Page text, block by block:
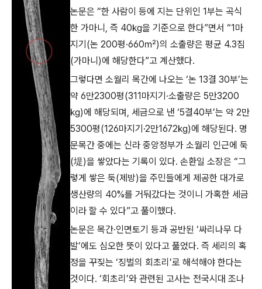
논문은 “한 사람이 등에 지는 단위인 1부는 곡식
한 가마니, 즉 40㎏을 기준으로 한다”면서 “1마
지기(논 200평·660㎡)의 소출량은 평균 4.3짐
(가마니)에 해당한다”고 계산했다.
그렇다면 소월리 목간에 나오는 ‘논 13결 30부’는
약 6만2300평(311마지기·소출량은 5만3200
㎏)에 해당되며, 세금으로 낸 ‘5결40부’는 약 2만
5300평(126마지기·2만1672㎏)에 해당된다. 명
문목간 중에는 신라 중앙정부가 소월리 인근에 둑
(堤)을 쌓았다는 기록이 있다. 손환일 소장은 “그
렇게 쌓은 둑(제방)을 주민들에게 제공한 대가로
생산량의 40%를 거둬갔다는 것이니 가혹한 세금
이라 할 수 있다”고 풀이했다.
논문은 목간·인면토기 등과 공반된 ‘싸리나무 다
발’에도 심오한 뜻이 있다고 풀었다. 즉 세리의 혹
정을 꾸짖는 ‘징벌의 회초리’로 해석해야 한다는
것이다. ‘회초리’와 관련된 고사는 전국시대 조나